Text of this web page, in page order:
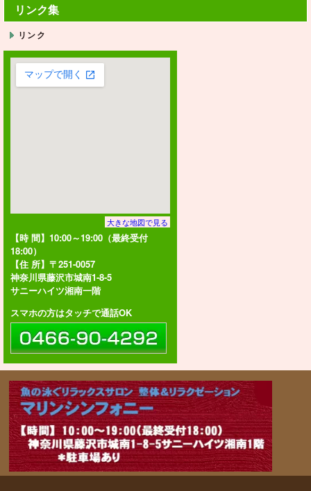
リンク集
リンク
大きな地図で見る
【時 間】10:00～19:00（最終受付
18:00）
【住 所】〒251-0057
神奈川県藤沢市城南1-8-5
サニーハイツ湘南一階
スマホの方はタッチで通話OK